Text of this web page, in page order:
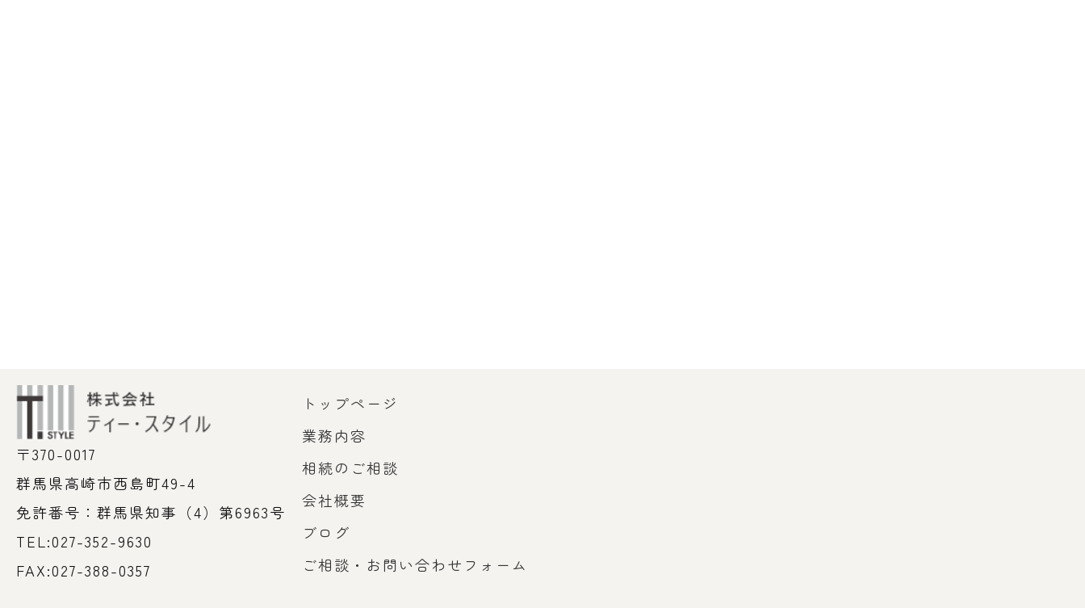
〒370-0017
群馬県高崎市西島町49-4
免許番号：群馬県知事（4）第6963号
TEL:027-352-9630
FAX:027-388-0357
トップページ
業務内容
相続のご相談
会社概要
ブログ
ご相談・お問い合わせフォーム